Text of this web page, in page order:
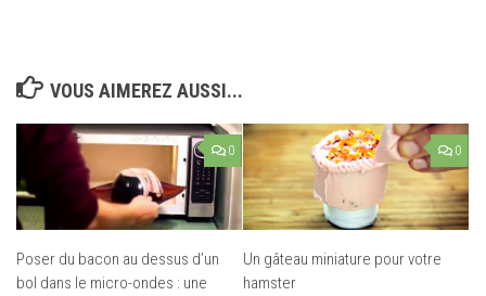
VOUS AIMEREZ AUSSI...
0
Poser du bacon au dessus d’un
bol dans le micro-ondes : une
0
Un gâteau miniature pour votre
hamster